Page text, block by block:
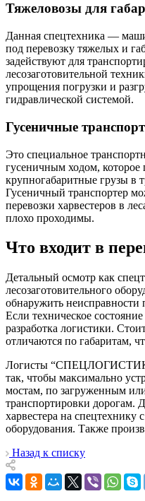
Тяжеловозы для
Данная спецтехника —
под перевозку тяжелых и
задействуют для
лесозаготовительной
упрощения погрузки и
гидравлической системой.
Гусеничные
Это специальное
гусеничным ходом, которое
крупногабаритные грузы в
Гусеничный транспортер
перевозки харвестеров в
плохо проходимы.
Что входит в
Детальный осмотр как
лесозаготовительного
обнаружить неисправности
Если техническое
разработка логистики.
отличаются по габаритам,
Логисты
так, чтобы максимально
мостам, по загруженным
транспортировки дорогам.
харвестера на
оборудования. Также
Назад к списку